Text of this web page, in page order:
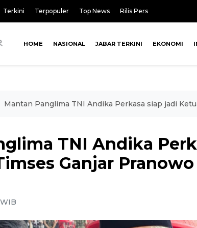
Terkini Terpopuler Top News Rilis Pers
HOME NASIONAL JABAR TERKINI EKONOMI
Mantan Panglima TNI Andika Perkasa siap jadi
TNI Andika
Ganjar